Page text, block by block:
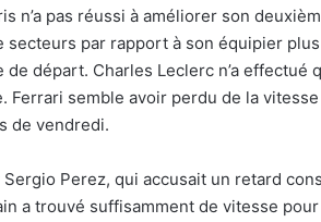
n’a pas réussi à améliorer son
par rapport à son équipier plus
départ. Charles Leclerc n’a effectué
Ferrari semble avoir perdu de la
de vendredi.
Perez, qui accusait un retard
a trouvé suffisamment de vitesse